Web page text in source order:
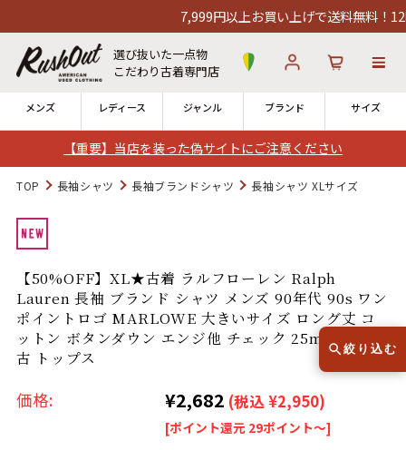
【重要】当店を装った偽サイトにご注意ください
7,999円以上お買い上げで送料無料！12時ま
選び抜いた一点物
こだわり古着専門店
メンズ レディース ジャンル ブランド サイズ
ログイン
全国7店舗・公式通販の比較
発送について 12時までのご注文で当日出荷！
※対応不可：日祝、長期休暇、セール
今週のHOTワード（7/29〜8/4）
TOP 長袖シャツ 長袖ブランドシャツ 長袖シャツ XLサイズ
【50%OFF】XL★古着 ラルフローレン Ralph
Lauren 長袖 ブランド シャツ メンズ 90年代 90s ワン
ポイントロゴ MARLOWE 大きいサイズ ロング丈 コ
ットン ボタンダウン エンジ他 チェック 25mar05 中
古 トップス
価格: ¥2,682 (税込 ¥2,950)
[ポイント還元 29ポイント～]
絞り込む